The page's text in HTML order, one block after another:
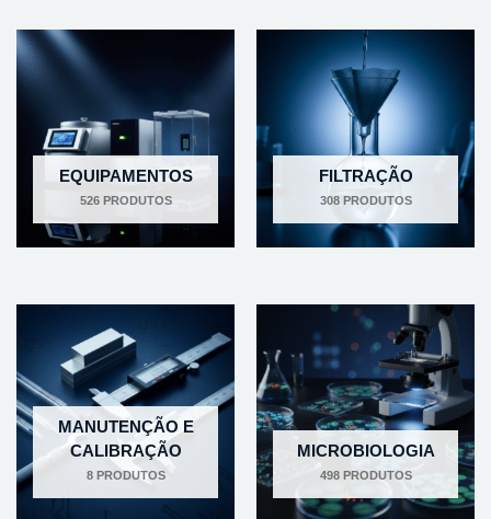
EQUIPAMENTOS
526 PRODUTOS
FILTRAÇÃO
308 PRODUTOS
MANUTENÇÃO E
CALIBRAÇÃO
8 PRODUTOS
MICROBIOLOGIA
498 PRODUTOS